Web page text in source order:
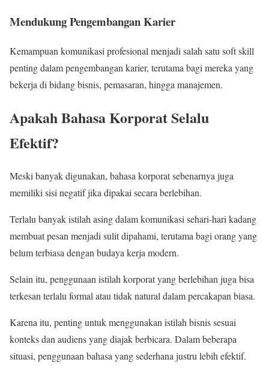
Mendukung Pengembangan Karier
Kemampuan komunikasi profesional menjadi salah satu soft skill
penting dalam pengembangan karier, terutama bagi mereka yang
bekerja di bidang bisnis, pemasaran, hingga manajemen.
Apakah Bahasa Korporat Selalu
Efektif?
Meski banyak digunakan, bahasa korporat sebenarnya juga
memiliki sisi negatif jika dipakai secara berlebihan.
Terlalu banyak istilah asing dalam komunikasi sehari-hari kadang
membuat pesan menjadi sulit dipahami, terutama bagi orang yang
belum terbiasa dengan budaya kerja modern.
Selain itu, penggunaan istilah korporat yang berlebihan juga bisa
terkesan terlalu formal atau tidak natural dalam percakapan biasa.
Karena itu, penting untuk menggunakan istilah bisnis sesuai
konteks dan audiens yang diajak berbicara. Dalam beberapa
situasi, penggunaan bahasa yang sederhana justru lebih efektif.